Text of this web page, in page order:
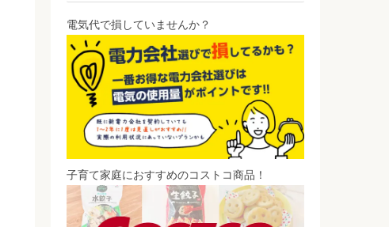
電気代で損していませんか？
子育て家庭におすすめのコストコ商品！